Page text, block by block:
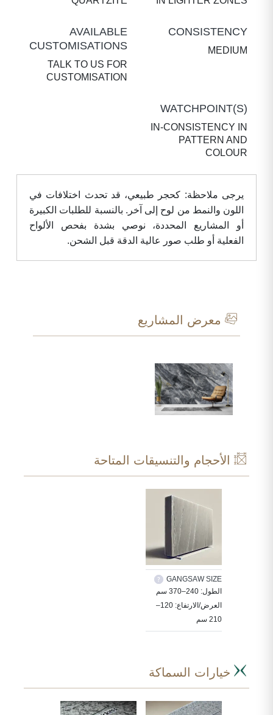
CONSISTENCY
MEDIUM
AVAILABLE
CUSTOMISATIONS
TALK TO US FOR
CUSTOMISATION
WATCHPOINT(S)
IN-CONSISTENCY IN
PATTERN AND
COLOUR
يرجى ملاحظة: كحجر طبيعي، قد تحدث اختلافات في
اللون والنمط من لوح إلى آخر. بالنسبة للطلبات الكبيرة
أو المشاريع المحددة، نوصي بشدة بفحص الألواح
الفعلية أو طلب صور عالية الدقة قبل الشحن.
معرض المشاريع
الأحجام والتنسيقات المتاحة
GANGSAW SIZE
الطول: 240–370 سم
العرض/الارتفاع: 120–
210 سم
خيارات السماكة